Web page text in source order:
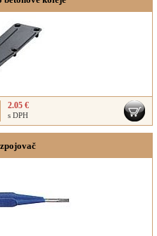
2.05 €
s DPH